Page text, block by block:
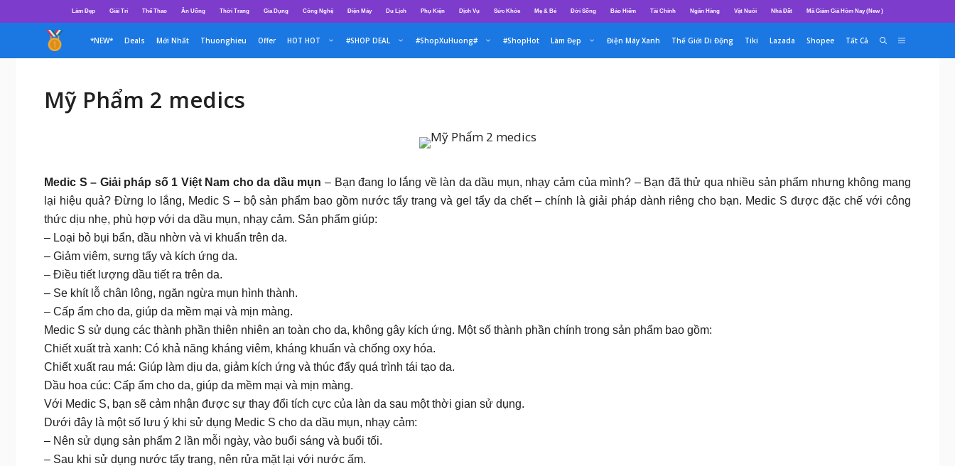
đến
dung
Làm Đẹp Giải Trí Thể Thao Ăn Uống Thời Trang Gia Dụng Công Nghệ Điện Máy Du Lịch Phụ Kiện Dịch Vụ Sức Khỏe Mẹ & Bé Đời Sống Bảo Hiểm Tài Chính Ngân Hàng Vật Nuôi Nhà Đất Mã Giảm Giá Hôm Nay (New )
*NEW* Deals Mới Nhất Thuonghieu Offer HOT HOT #SHOP DEAL #ShopXuHuong# #ShopHot Làm Đẹp Điện Máy Xanh Thế Giới Di Động Tiki Lazada Shopee Tất Cả
Mỹ Phẩm 2 medics
Medic S – Giải pháp số 1 Việt Nam cho da dầu mụn– Bạn đang lo lắng về làn da dầu mụn, nhạy cảm của mình? – Bạn đã thử qua nhiều sản phẩm nhưng không mang
lại hiệu quả? Đừng lo lắng, Medic S – bộ sản phẩm bao gồm nước tẩy trang và gel tẩy da chết – chính là giải pháp dành riêng cho bạn. Medic S được đặc chế với công
thức dịu nhẹ, phù hợp với da dầu mụn, nhạy cảm. Sản phẩm giúp:
– Loại bỏ bụi bẩn, dầu nhờn và vi khuẩn trên da.
– Giảm viêm, sưng tấy và kích ứng da.
– Điều tiết lượng dầu tiết ra trên da.
– Se khít lỗ chân lông, ngăn ngừa mụn hình thành.
– Cấp ẩm cho da, giúp da mềm mại và mịn màng.
Medic S sử dụng các thành phần thiên nhiên an toàn cho da, không gây kích ứng. Một số thành phần chính trong sản phẩm bao gồm:
Chiết xuất trà xanh: Có khả năng kháng viêm, kháng khuẩn và chống oxy hóa.
Chiết xuất rau má: Giúp làm dịu da, giảm kích ứng và thúc đẩy quá trình tái tạo da.
Dầu hoa cúc: Cấp ẩm cho da, giúp da mềm mại và mịn màng.
Với Medic S, bạn sẽ cảm nhận được sự thay đổi tích cực của làn da sau một thời gian sử dụng.
Dưới đây là một số lưu ý khi sử dụng Medic S cho da dầu mụn, nhạy cảm:
– Nên sử dụng sản phẩm 2 lần mỗi ngày, vào buổi sáng và buổi tối.
– Sau khi sử dụng nước tẩy trang, nên rửa mặt lại với nước ấm.